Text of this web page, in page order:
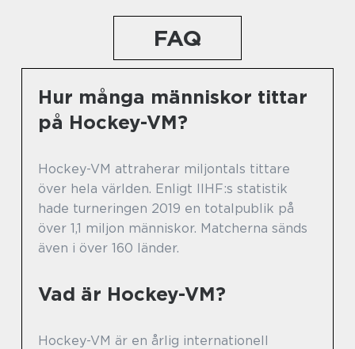
FAQ
Hur många människor tittar
på Hockey-VM?
Hockey-VM attraherar miljontals tittare
över hela världen. Enligt IIHF:s statistik
hade turneringen 2019 en totalpublik på
över 1,1 miljon människor. Matcherna sänds
även i över 160 länder.
Vad är Hockey-VM?
Hockey-VM är en årlig internationell